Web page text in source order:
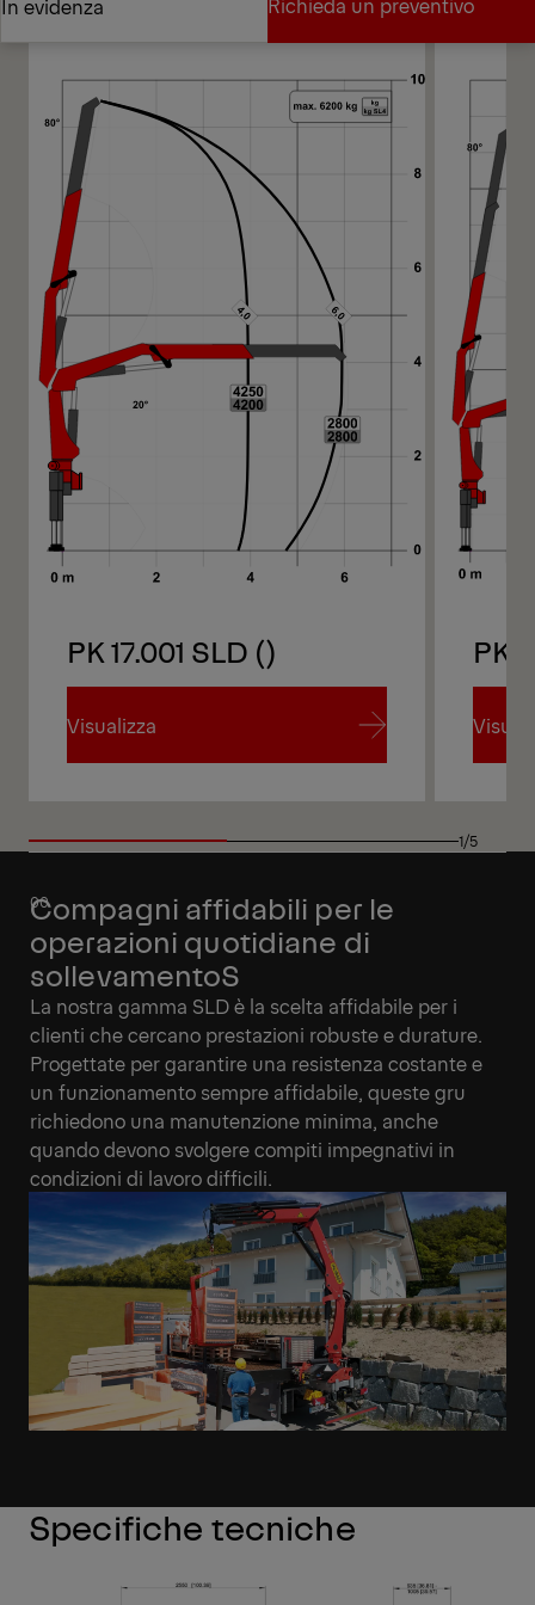
In evidenza
In evidenza Richieda un preventivo
PK 17.001 SLD ()
Visualizza
PK
1/5
Compagni affidabili per le
operazioni quotidiane di
sollevamentoS
La nostra gamma SLD è la scelta affidabile per i
clienti che cercano prestazioni robuste e durature.
Progettate per garantire una resistenza costante e
un funzionamento sempre affidabile, queste gru
richiedono una manutenzione minima, anche
quando devono svolgere compiti impegnativi in
condizioni di lavoro difficili.
Specifiche tecniche